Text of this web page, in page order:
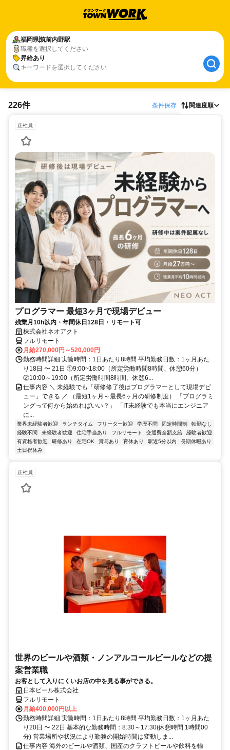
福岡県筑前内野駅
職種を選択してください
昇給あり
キーワードを選択してください
226件 条件保存 関連度順
正社員
プログラマー 最短3ヶ月で現場デビュー
残業月10h以内・年間休日128日・リモート可
株式会社ネオアクト
フルリモート
月給270,000円～520,000円
勤務時間詳細 実働時間：1日あたり8時間 平均勤務日数：1ヶ月あた
り18日 〜 21日 ①9:00~18:00（所定労働時間8時間、休憩60分）
②10:00～19:00（所定労働時間8時間、休憩6...
仕事内容 ＼ 未経験でも「研修修了後はプログラマーとして現場デビ
ュー」できる ／ （最短1ヶ月～最長6ヶ月の研修制度） 「プログラミ
ングって何から始めればいい？」 「IT未経験でも本当にエンジニア
に...
業界未経験者歓迎 ランチタイム フリーター歓迎 学歴不問 固定時間制
転勤なし
経験不問
未経験者歓迎 住宅手当あり フルリモート 交通費全額支給
経験者歓迎
有資格者歓迎
研修あり 在宅OK 賞与あり 育休あり 駅近5分以内
長期休暇あり
土日祝休み
正社員
世界のビールや酒類・ノンアルコールビールなどの提
案営業職
お客として入りにくいお店の中を見る事ができる。
日本ビール株式会社
フルリモート
月給400,000円以上
勤務時間詳細 実働時間：1日あたり8時間 平均勤務日数：1ヶ月あた
り20日 〜 22日 基本的な勤務時間：8:30～17:30(休憩時間 1時間00
分) 営業場所や状況により勤務の開始時間は変動しま...
仕事内容 海外のビールや酒類、国産のクラフトビールや飲料を輸